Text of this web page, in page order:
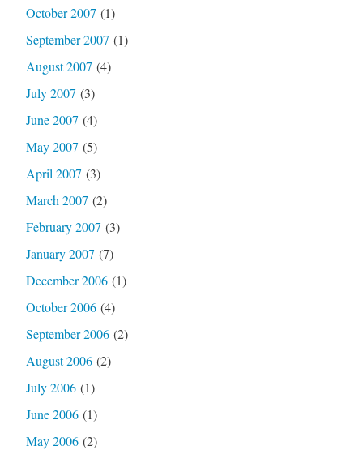
October 2007 (1)
September 2007 (1)
August 2007 (4)
July 2007 (3)
June 2007 (4)
May 2007 (5)
April 2007 (3)
March 2007 (2)
February 2007 (3)
January 2007 (7)
December 2006(1)
October 2006(4)
September 2006(2)
August 2006(2)
July 2006(1)
June 2006(1)
May 2006(2)